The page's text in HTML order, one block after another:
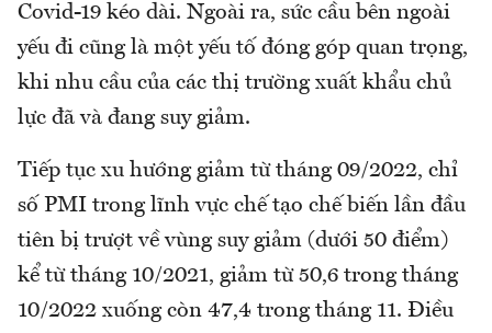
Covid-19 kéo dài. Ngoài ra, sức cầu bên ngoài
yếu đi cũng là một yếu tố đóng góp quan trọng,
khi nhu cầu của các thị trường xuất khẩu chủ
lực đã và đang suy giảm.
Tiếp tục xu hướng giảm từ tháng 09/2022, chỉ
số PMI trong lĩnh vực chế tạo chế biến lần đầu
tiên bị trượt về vùng suy giảm (dưới 50 điểm)
kể từ tháng 10/2021, giảm từ 50,6 trong tháng
10/2022 xuống còn 47,4 trong tháng 11. Điều